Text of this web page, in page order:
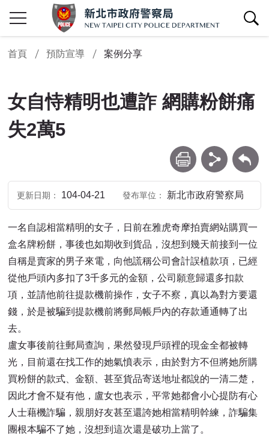
查詢區開關
首頁 預防宣導 案例分享
女自恃精明也遭詐 網購粉餅痛
失2萬5
列印 分享 回上一頁
更新日期 104-04-21 發布單位 新北市政府警察局
一名自認相當精明的女子，日前在雅虎奇摩拍賣網站購買一
盒名牌粉餅，事後也如期收到貨品，沒想到幾天前接到一位
自稱是賣家的男子來電，向他謊稱公司會計誤植款項，已經
從他戶頭內多扣了3千多元的金額，公司願意歸還多扣款
項，並請他前往提款機前操作，女子不察，真以為對方要還
錢，於是被騙到提款機前將郵局帳戶內的存款通通轉了出
去。
盧女事後前往郵局查詢，果然發現戶頭裡的現金全都被轉
光，目前還在找工作的她氣憤表示，由於對方不但將她所購
買粉餅的款式、金額、甚至貨品寄送地址都說的一清二楚，
因此才會不疑有他，盧女也表示，平常她都會小心提防有心
人士藉機詐騙，親朋好友甚至還誇她相當精明幹練，詐騙集
團根本騙不了她，沒想到這次還是破功上當了。